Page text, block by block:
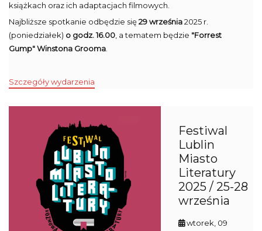
książkach oraz ich adaptacjach filmowych.
Najbliższe spotkanie odbędzie się29 września2025 r.
(poniedziałek) o godz. 16.00 , a tematem będzie "Forrest
Gump" Winstona Grooma
Szczegóły wydarzenia
Festiwal
Lublin
Miasto
Literatury
2025 / 25-28
września
wtorek, 09